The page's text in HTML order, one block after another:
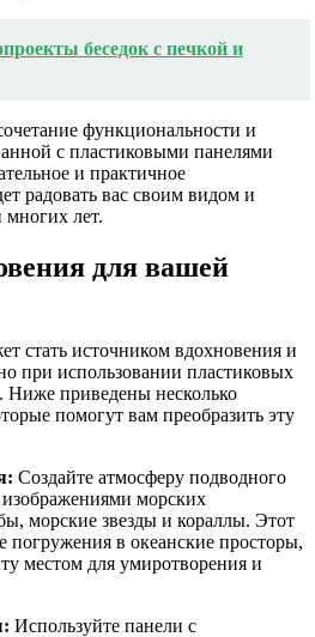
беседок с печкой и
функциональности и
с пластиковыми панелями
и практичное
радовать вас своим видом и
лет.
для вашей
стать источником вдохновения и
при использовании пластиковых
Ниже приведены несколько
помогут вам преобразить эту
Создайте атмосферу подводного
морских
морские звезды и кораллы. Этот
погружения в океанские просторы,
местом для умиротворения и
Используйте панели с